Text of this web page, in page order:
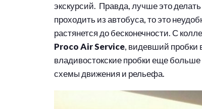
экскурсий. Правда, лучше это
проходить из автобуса, то это
растянется до бесконечности. С
Proco Air Service, видевший пробки
владивостокские пробки еще
схемы движения и рельефа.